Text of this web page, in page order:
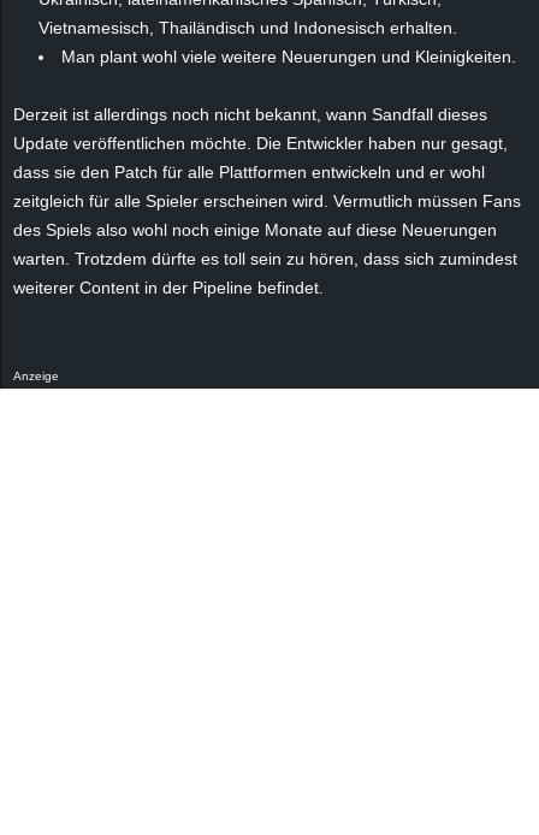
Vietnamesisch, Thailändisch und Indonesisch erhalten.
Man plant wohl viele weitere Neuerungen und Kleinigkeiten.
Derzeit ist allerdings noch nicht bekannt, wann Sandfall dieses
Update veröffentlichen möchte. Die Entwickler haben nur gesagt,
dass sie den Patch für alle Plattformen entwickeln und er wohl
zeitgleich für alle Spieler erscheinen wird. Vermutlich müssen Fans
des Spiels also wohl noch einige Monate auf diese Neuerungen
warten. Trotzdem dürfte es toll sein zu hören, dass sich zumindest
weiterer Content in der Pipeline befindet.
Anzeige